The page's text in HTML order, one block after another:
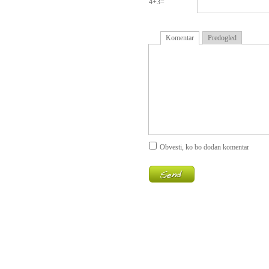
4+3=
Komentar Predogled
Obvesti, ko bo dodan komentar